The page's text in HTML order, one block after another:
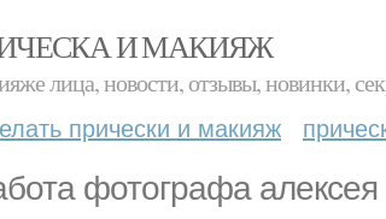
И МАКИЯЖ
лица, новости, отзывы, новинки,
прически и макияж
фотографа